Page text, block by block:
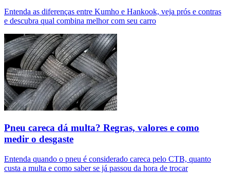
Entenda as diferenças entre Kumho e Hankook, veja prós e contras
e descubra qual combina melhor com seu carro
Pneu careca dá multa? Regras, valores e como
medir o desgaste
Entenda quando o pneu é considerado careca pelo CTB, quanto
custa a multa e como saber se já passou da hora de trocar